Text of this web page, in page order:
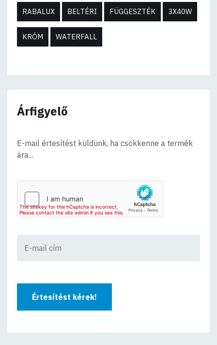
RABALUX BELTÉRI FÜGGESZTÉK 3X40W
KRÓM WATERFALL
Árfigyelő
E-mail értesítést küldünk, ha csökkenne a termék
ára...
Értesítést kérek!